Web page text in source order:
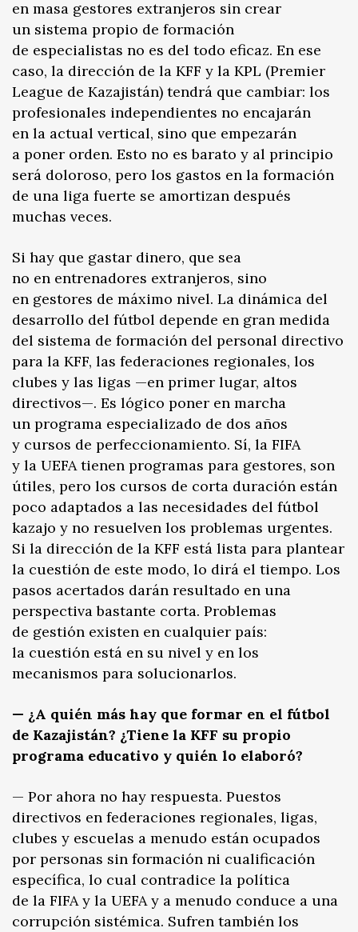
en masa gestores extranjeros sin crear
un sistema propio de formación
de especialistas no es del todo eficaz. En ese
caso, la dirección de la KFF y la KPL (Premier
League de Kazajistán) tendrá que cambiar: los
profesionales independientes no encajarán
en la actual vertical, sino que empezarán
a poner orden. Esto no es barato y al principio
será doloroso, pero los gastos en la formación
de una liga fuerte se amortizan después
muchas veces.
Si hay que gastar dinero, que sea
no en entrenadores extranjeros, sino
en gestores de máximo nivel. La dinámica del
desarrollo del fútbol depende en gran medida
del sistema de formación del personal directivo
para la KFF, las federaciones regionales, los
clubes y las ligas —en primer lugar, altos
directivos—. Es lógico poner en marcha
un programa especializado de dos años
y cursos de perfeccionamiento. Sí, la FIFA
y la UEFA tienen programas para gestores, son
útiles, pero los cursos de corta duración están
poco adaptados a las necesidades del fútbol
kazajo y no resuelven los problemas urgentes.
Si la dirección de la KFF está lista para plantear
la cuestión de este modo, lo dirá el tiempo. Los
pasos acertados darán resultado en una
perspectiva bastante corta. Problemas
de gestión existen en cualquier país:
la cuestión está en su nivel y en los
mecanismos para solucionarlos.
— ¿A quién más hay que formar en el fútbol
de Kazajistán? ¿Tiene la KFF su propio
programa educativo y quién lo elaboró?
— Por ahora no hay respuesta. Puestos
directivos en federaciones regionales, ligas,
clubes y escuelas a menudo están ocupados
por personas sin formación ni cualificación
específica, lo cual contradice la política
de la FIFA y la UEFA y a menudo conduce a una
corrupción sistémica. Sufren también los